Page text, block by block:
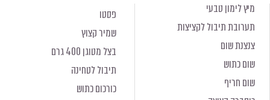
מיץ לימון טבעי
תערובת תיבול לקציצות
צנצנת שום
שום כתוש
שום חריף
פסטו
שמיר קצוץ
בצל מטוגן 400 גרם
תיבול לטחינה
כורכום כתוש